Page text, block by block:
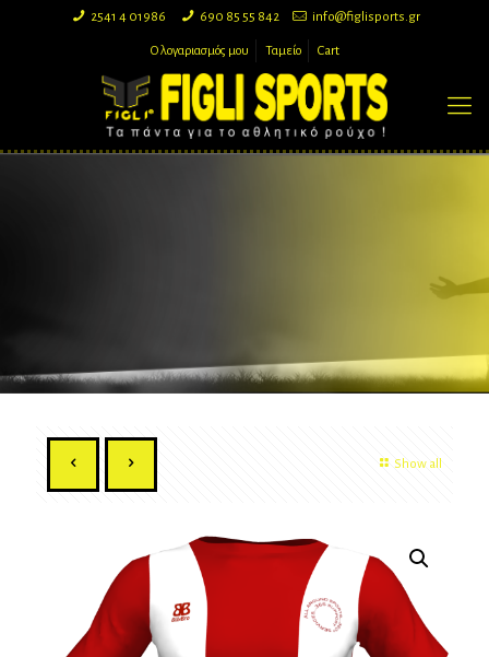
2541 4 01986 690 85 55 842 info@figlisports.gr
Ο λογαριασμός μου Ταμείο Cart
Show all